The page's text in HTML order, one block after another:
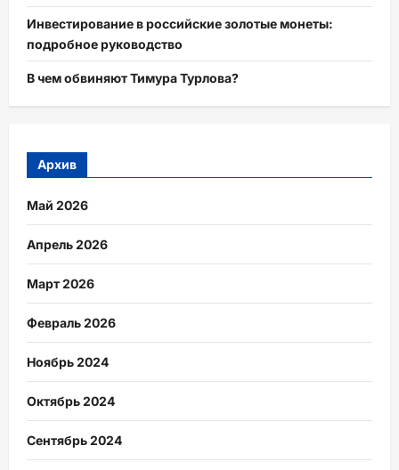
Инвестирование в российские золотые монеты:
подробное руководство
В чем обвиняют Тимура Турлова?
Архив
Май 2026
Апрель 2026
Март 2026
Февраль 2026
Ноябрь 2024
Октябрь 2024
Сентябрь 2024